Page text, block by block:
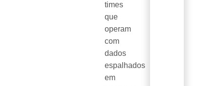
times
que
operam
com
dados
espalhados
em